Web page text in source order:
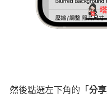
然後點選左下角的「 分享